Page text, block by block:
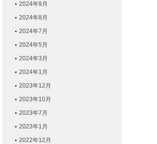
2024年9月
2024年8月
2024年7月
2024年5月
2024年3月
2024年1月
2023年12月
2023年10月
2023年7月
2023年1月
2022年12月